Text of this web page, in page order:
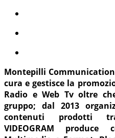
Montepilli
cura e gestisce la
Radio e Web Tv oltre
gruppo; dal 2013
contenuti prodotti
VIDEOGRAM